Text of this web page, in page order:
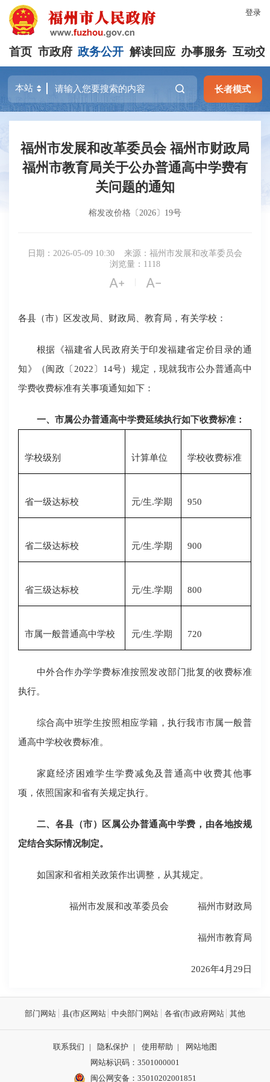
登录
首页 市政府 政务公开 解读回应 办事服务 互动交
长者模式
福州市发展和改革委员会 福州市财政局
福州市教育局关于公办普通高中学费有
关问题的通知
榕发改价格〔2026〕19号
日期：2026-05-09 10:30
来源：福州市发展和改革委员会
浏览量：1118
 | 
各县（市）区发改局、财政局、教育局，有关学校：
根据《福建省人民政府关于印发福建省定价目录的通
知》（闽政〔2022〕14号）规定，现就我市公办普通高中
学费收费标准有关事项通知如下：
一、市属公办普通高中学费延续执行如下收费标准：
学校级别 计算单位 学校收费标准
省一级达标校 元/生.学期 950
省二级达标校 元/生.学期 900
省三级达标校 元/生.学期 800
市属一般普通高中学校 元/生.学期 720
中外合作办学学费标准按照发改部门批复的收费标准
执行。
综合高中班学生按照相应学籍，执行我市市属一般普
通高中学校收费标准。
家庭经济困难学生学费减免及普通高中收费其他事
项，依照国家和省有关规定执行。
二、各县（市）区属公办普通高中学费，由各地按规
定结合实际情况制定。
如国家和省相关政策作出调整，从其规定。
福州市发展和改革委员会 福州市财政局
福州市教育局
2026年4月29日
部门网站 县(市)区网站 中央部门网站 各省(市)政府网站 其他
联系我们 | 隐私保护 | 使用帮助 |
网站地图
网站标识码：3501000001
闽公网安备： 35010202001851